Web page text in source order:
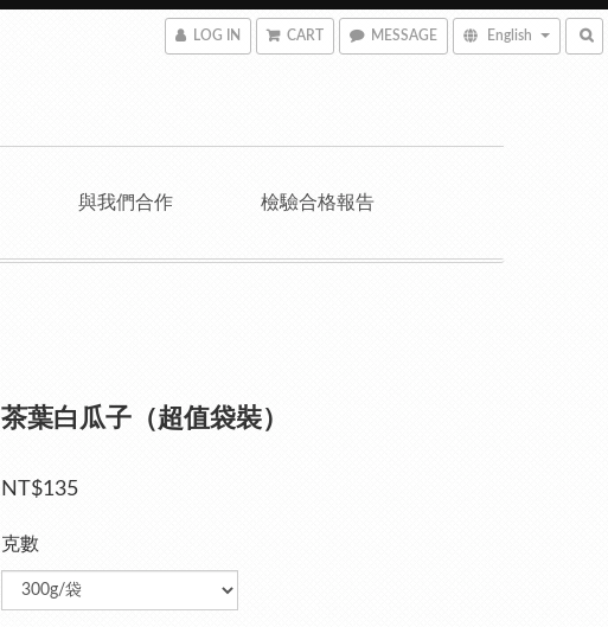
LOG IN CART MESSAGE English
與我們合作 檢驗合格報告
茶葉白瓜子（超值袋裝）
NT$135
克數